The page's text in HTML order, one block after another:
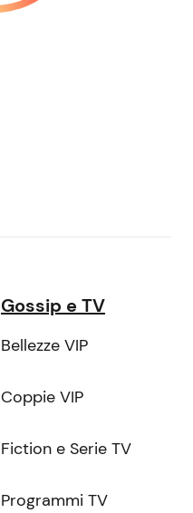
Gossip e TV
Bellezze VIP
Coppie VIP
Fiction e Serie TV
Programmi TV